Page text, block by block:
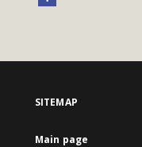
SITEMAP
Main page